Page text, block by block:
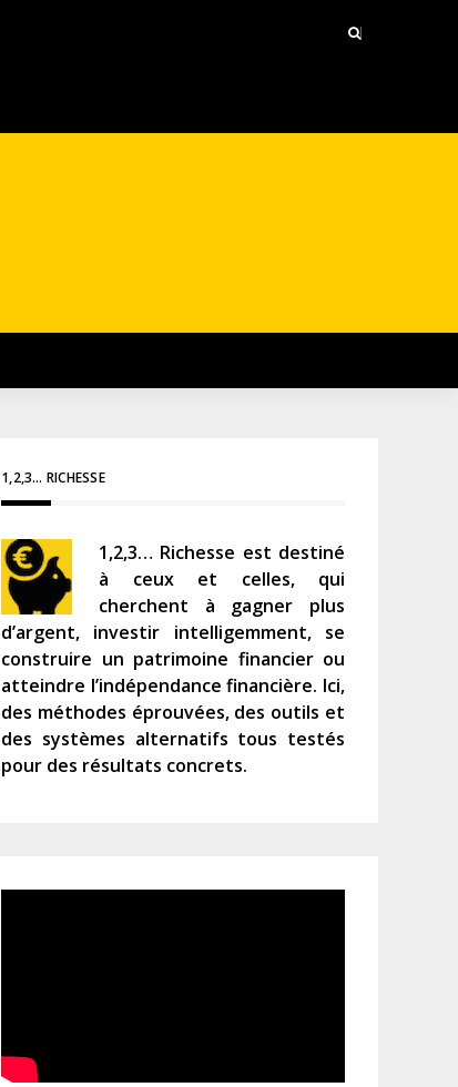
1,2,3… RICHESSE
1,2,3… Richesse est destiné
à ceux et celles, qui
cherchent à gagner plus
d’argent, investir intelligemment, se
construire un patrimoine financier ou
atteindre l’indépendance financière. Ici,
des méthodes éprouvées, des outils et
des systèmes alternatifs tous testés
pour des résultats concrets.